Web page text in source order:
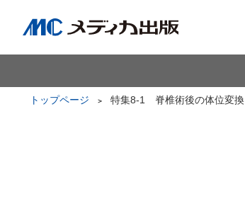
トップページ 特集8-1 脊椎術後の体位変換